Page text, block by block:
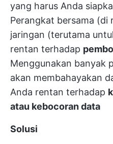
yang harus Anda
Perangkat bersama (di
jaringan (terutama
rentan terhadap
Menggunakan banyak
akan membahayakan
Anda rentan terhadap
atau kebocoran data
Solusi